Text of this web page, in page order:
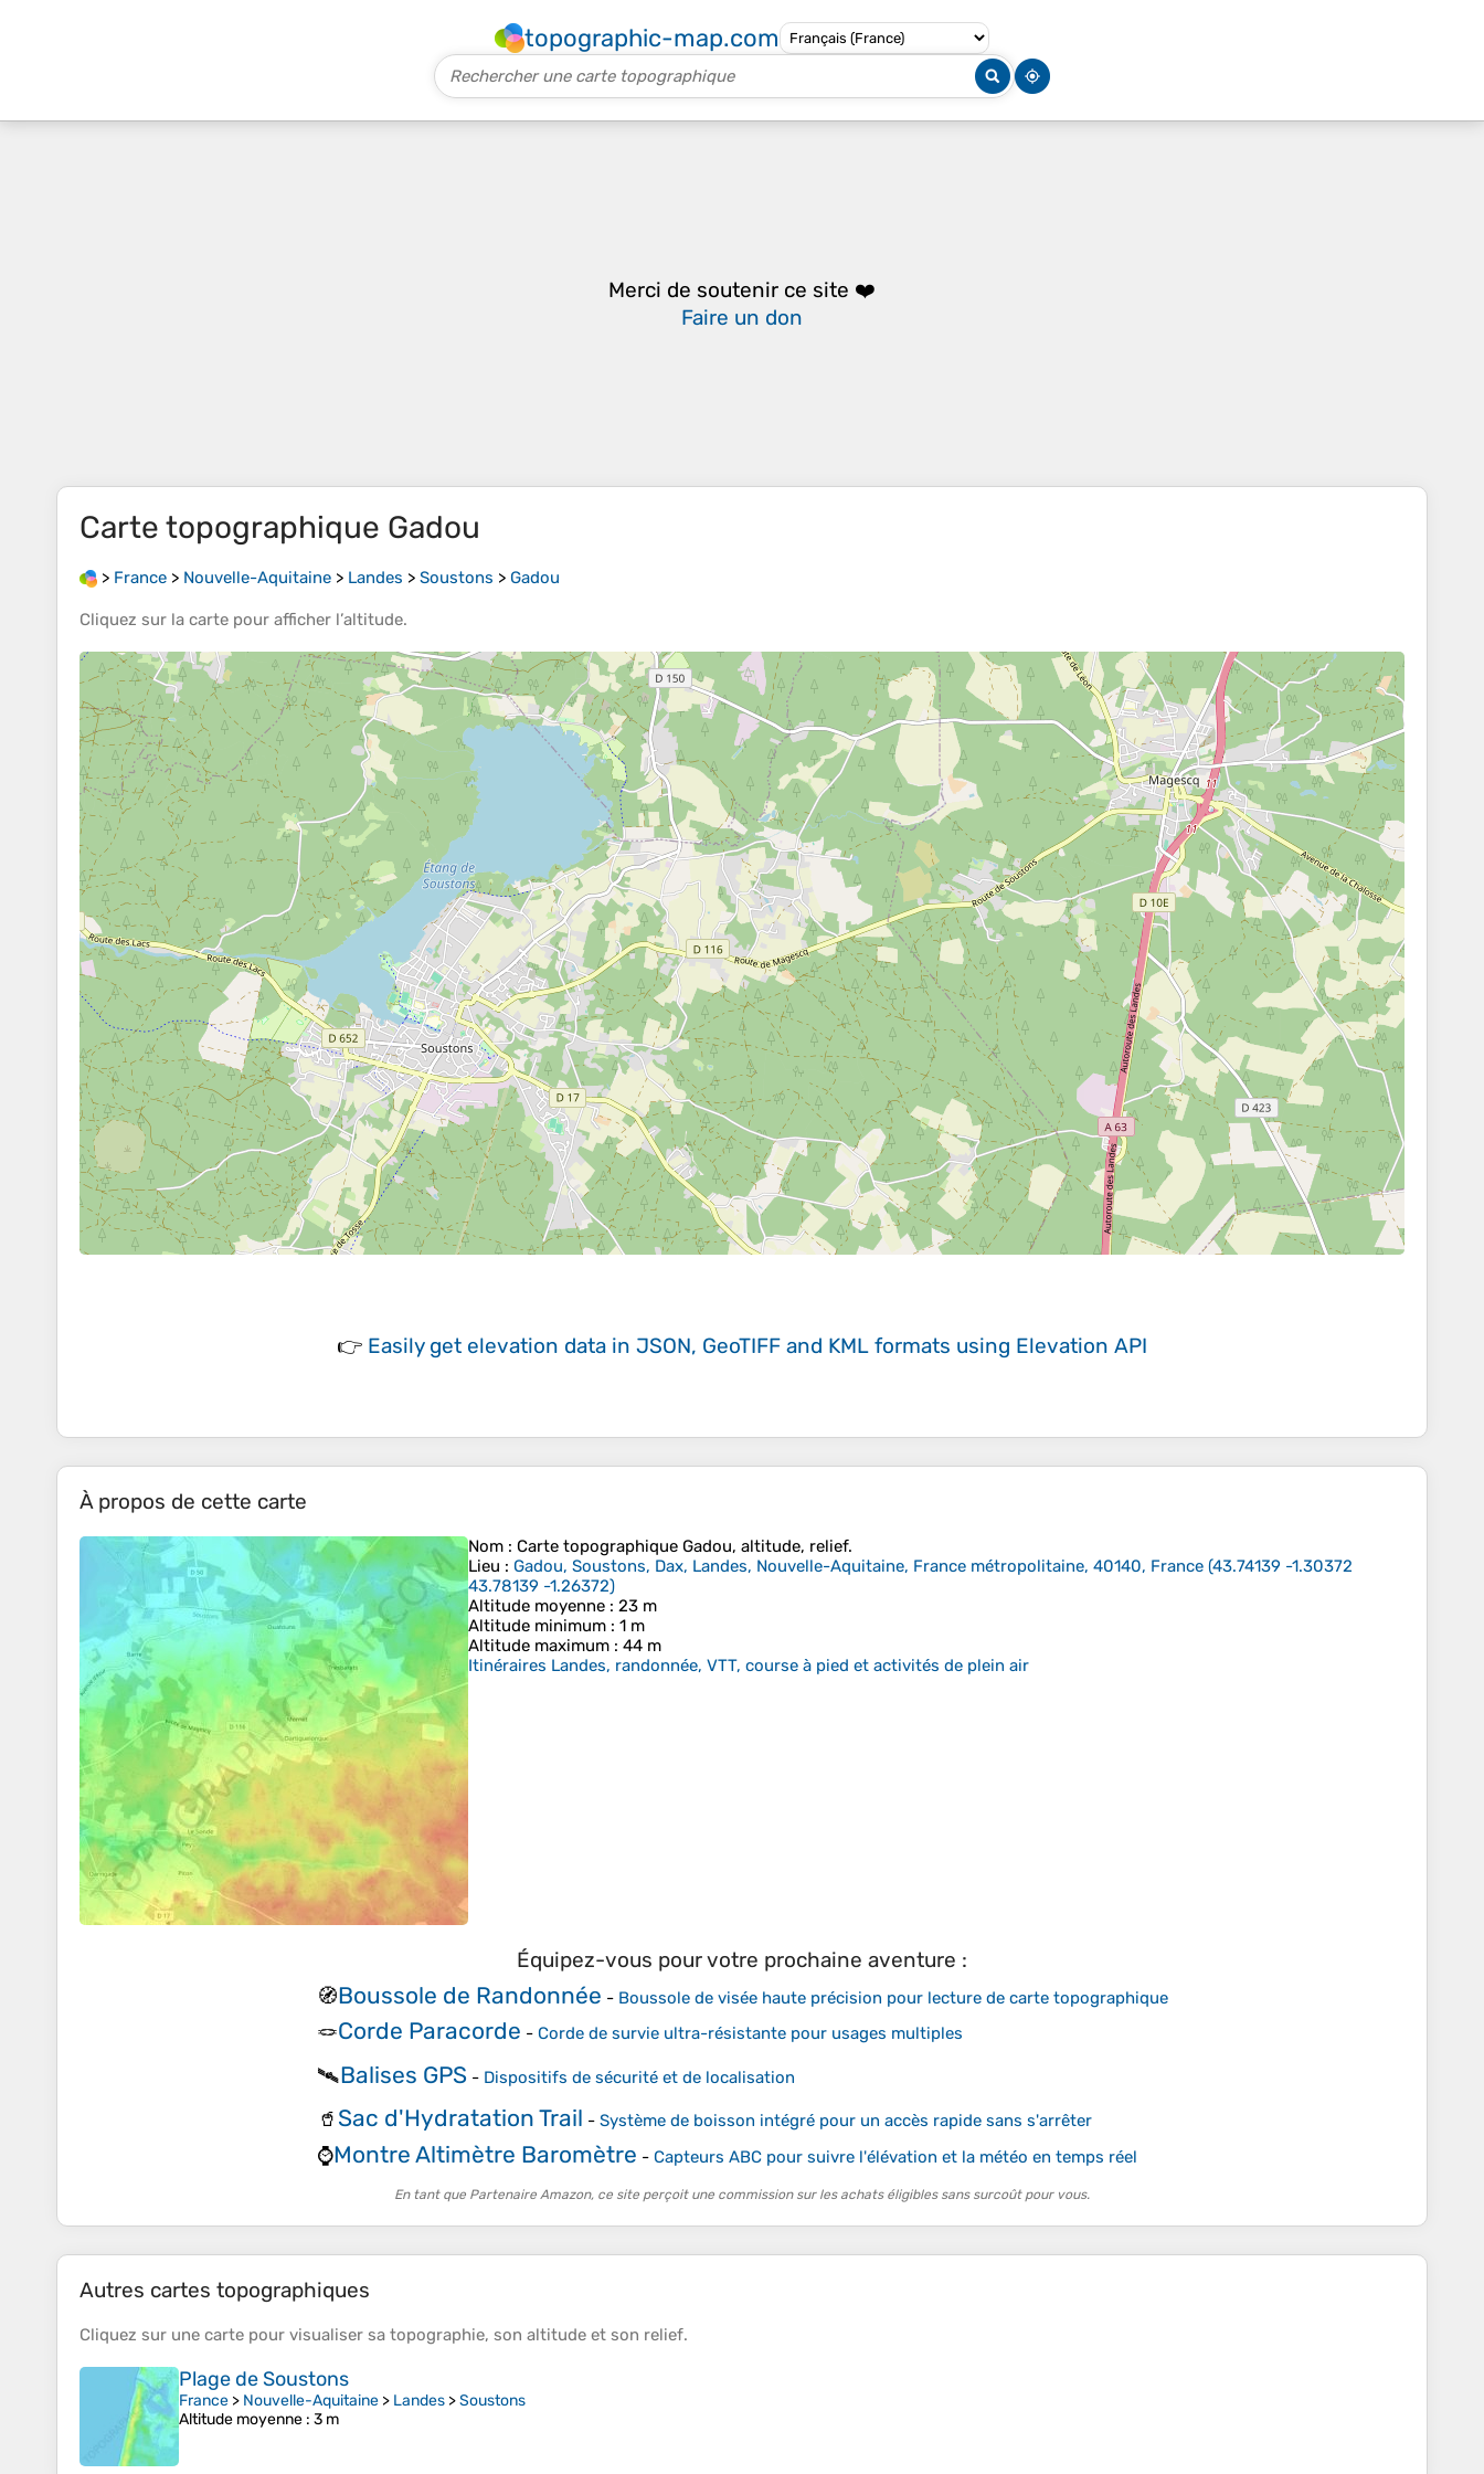
topographic-map.com
Merci de soutenir ce site ❤️
Faire un don
Carte topographique Gadou
> France > Nouvelle-Aquitaine > Landes > Soustons > Gadou
Cliquez sur la carte pour afficher l’altitude.
👉 Easily get elevation data in JSON, GeoTIFF and KML formats using Elevation API
À propos de cette carte
Nom : Carte topographique Gadou, altitude, relief.
Lieu : Gadou, Soustons, Dax, Landes, Nouvelle-Aquitaine, France métropolitaine, 40140, France (43.74139 -1.30372
43.78139 -1.26372)
Altitude moyenne : 23 m
Altitude minimum : 1 m
Altitude maximum : 44 m
Itinéraires Landes, randonnée, VTT, course à pied et activités de plein air
Équipez-vous pour votre prochaine aventure :
🧭Boussole de Randonnée - Boussole de visée haute précision pour lecture de carte topographique
🪢Corde Paracorde - Corde de survie ultra-résistante pour usages multiples
🛰️Balises GPS - Dispositifs de sécurité et de localisation
🥤 Sac d'Hydratation Trail - Système de boisson intégré pour un accès rapide sans s'arrêter
⌚Montre Altimètre Baromètre - Capteurs ABC pour suivre l'élévation et la météo en temps réel
En tant que Partenaire Amazon, ce site perçoit une commission sur les achats éligibles sans surcoût pour vous.
Autres cartes topographiques
Cliquez sur une carte pour visualiser sa topographie, son altitude et son relief.
Plage de Soustons
France > Nouvelle-Aquitaine > Landes >Soustons
Altitude moyenne : 3 m